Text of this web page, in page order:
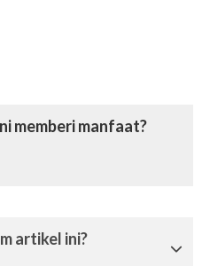
memberi manfaat?
artikel ini?